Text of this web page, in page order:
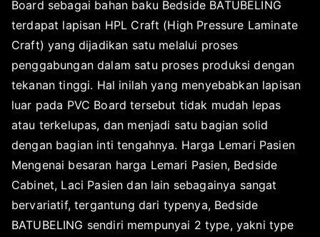
Board sebagai bahan baku Bedside BATUBELING
terdapat lapisan HPL Craft (High Pressure Laminate
Craft) yang dijadikan satu melalui proses
penggabungan dalam satu proses produksi dengan
tekanan tinggi. Hal inilah yang menyebabkan lapisan
luar pada PVC Board tersebut tidak mudah lepas
atau terkelupas, dan menjadi satu bagian solid
dengan bagian inti tengahnya. Harga Lemari Pasien
Mengenai besaran harga Lemari Pasien, Bedside
Cabinet, Laci Pasien dan lain sebagainya sangat
bervariatif, tergantung dari typenya, Bedside
BATUBELING sendiri mempunyai 2 type, yakni type